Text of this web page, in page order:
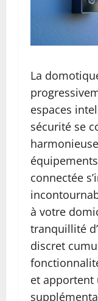
La
espaces
sécurité se
connectée
à votre
tranquillité
discret
et apportent